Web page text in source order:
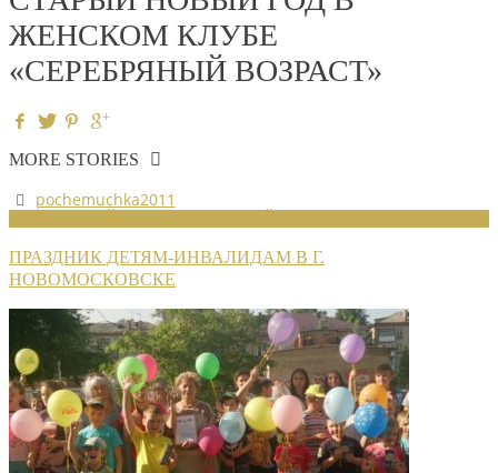
ЖЕНСКОМ КЛУБЕ
«СЕРЕБРЯНЫЙ ВОЗРАСТ»
MORE STORIES
pochemuchka2011
ПРАЗДНИК ДЕТЯМ-ИНВАЛИДАМ В Г.
НОВОМОСКОВСКЕ